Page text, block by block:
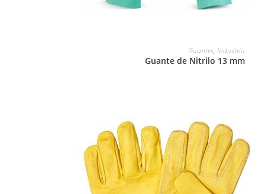
Guantes,Industria
Guante de Nitrilo 13 mm